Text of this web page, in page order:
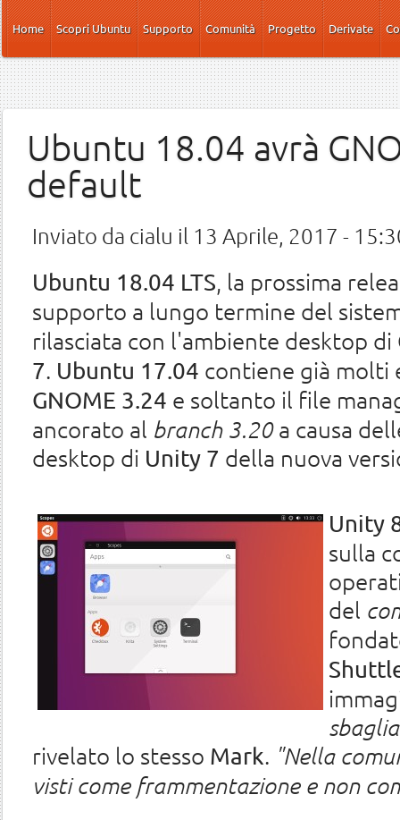
Salta al contenuto principale
Home
Scopri Ubuntu Supporto Comunità Progetto Derivate
Ubuntu 18.04 avrà
default
Inviato da cialu il 13 Aprile, 2017 -
Ubuntu 18.04 LTS , la prossima
supporto a lungo termine del
rilasciata con l'ambiente desktop di
7. Ubuntu 17.04 contiene già molti
GNOME 3.24 e soltanto il file
ancorato al branch 3.20a causa
desktop di Unity 7 della nuova
Unity
sulla
del
rivelato lo stesso Mark. "Nella
visti come frammentazione e non